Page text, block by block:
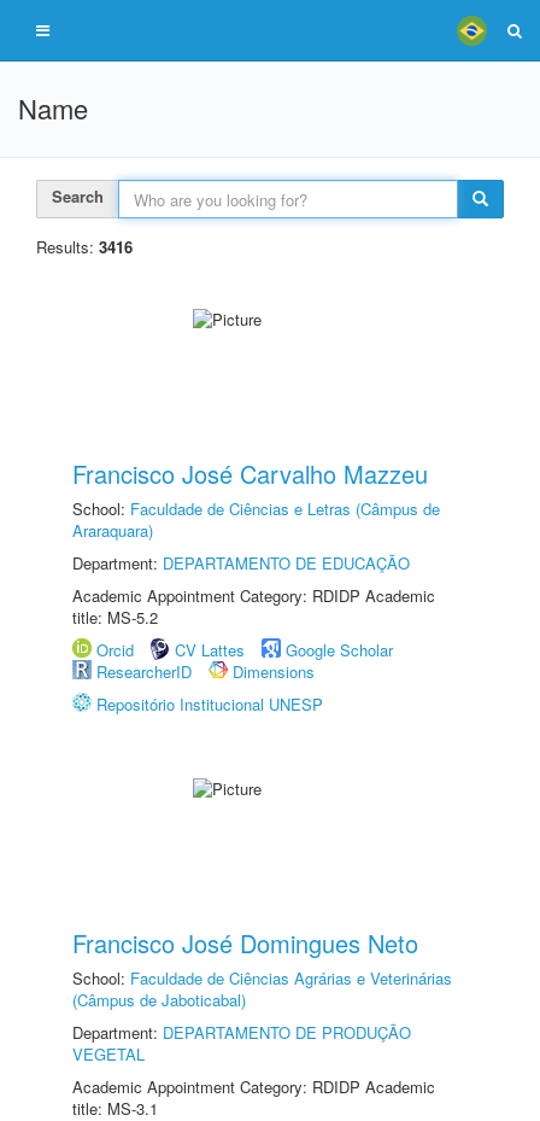
Name
Search
Results: 3416
Francisco José Carvalho Mazzeu
School: Faculdade de Ciências e Letras (Câmpus de
Araraquara)
Department: DEPARTAMENTO DE EDUCAÇÃO
Academic Appointment Category: RDIDP Academic
title: MS-5.2
Orcid
CV Lattes
Google Scholar
ResearcherID
Dimensions
Repositório Institucional UNESP
Francisco José Domingues Neto
School: Faculdade de Ciências Agrárias e Veterinárias
(Câmpus de Jaboticabal)
Department: DEPARTAMENTO DE PRODUÇÃO
VEGETAL
Academic Appointment Category: RDIDP Academic
title: MS-3.1